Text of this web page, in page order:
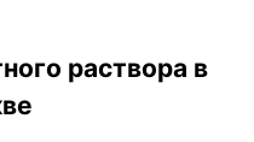
раствора в